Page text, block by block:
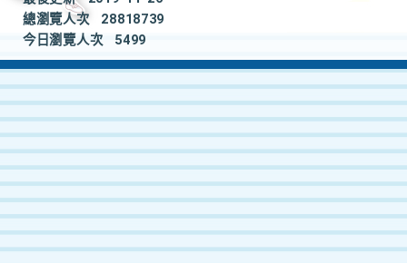
總瀏覽人次
28818739
今日瀏覽人次
5499